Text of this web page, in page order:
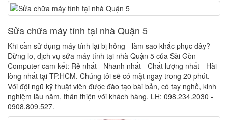
Sửa chữa máy tính tại nhà Quận 5
Khi cần sử dụng máy tính lại bị hỏng - làm sao khắc phục đây?
Đừng lo, dịch vụ sửa máy tính tại nhà Quận 5 của Sài Gòn
Computer cam kết: Rẻ nhất - Nhanh nhất - Chất lượng nhất - Hài
lòng nhất tại TP.HCM. Chúng tôi sẽ có mặt ngay trong 20 phút.
Với đội ngũ kỹ thuật viên được đào tạo bài bản, có tay nghề, kinh
nghiệm lâu năm, thân thiện với khách hàng. LH: 098.234.2030 -
0908.809.527.